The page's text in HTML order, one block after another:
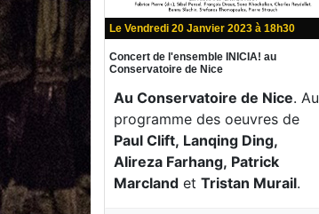
Le Vendredi 20 Janvier 2023 à 18h30
Concert de l'ensemble INICIA! au
Conservatoire de Nice
Au Conservatoire de Nice. Au
programme des oeuvres de
Paul Clift, Lanqing Ding,
Alireza Farhang, Patrick
Marcland et Tristan Murail.